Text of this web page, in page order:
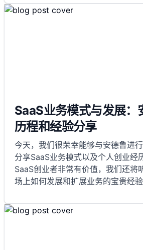
SaaS业务模式与发展：
历程和经验分享
今天，我们很荣幸能够与安德鲁进
分享SaaS业务模式以及个人创业经
SaaS创业者非常有价值，我们还将
场上如何发展和扩展业务的宝贵经验